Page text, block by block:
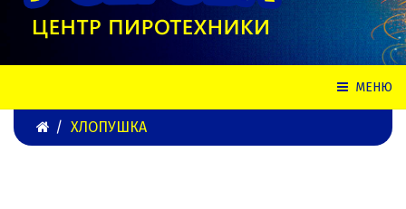
МЕНЮ
ХЛОПУШКА